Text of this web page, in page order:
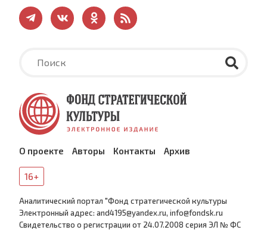
О проекте Авторы Контакты Архив
16+
Аналитический портал "Фонд стратегической культуры
Электронный адрес: and4195@yandex.ru, info@fondsk.ru
Cвидетельство о регистрации от 24.07.2008 серия ЭЛ № ФС